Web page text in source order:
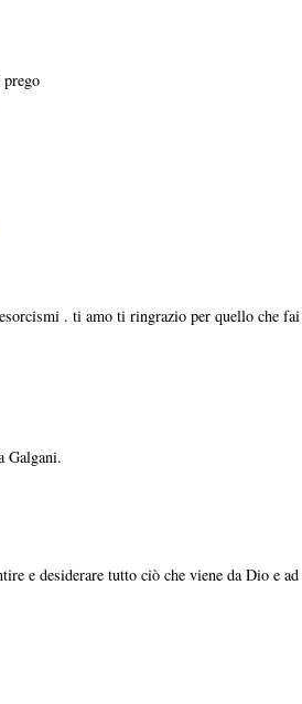
prego
. ti amo ti ringrazio per quello che
Galgani.
e desiderare tutto ciò che viene da Dio e